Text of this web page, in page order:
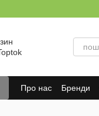
Про нас Бренди